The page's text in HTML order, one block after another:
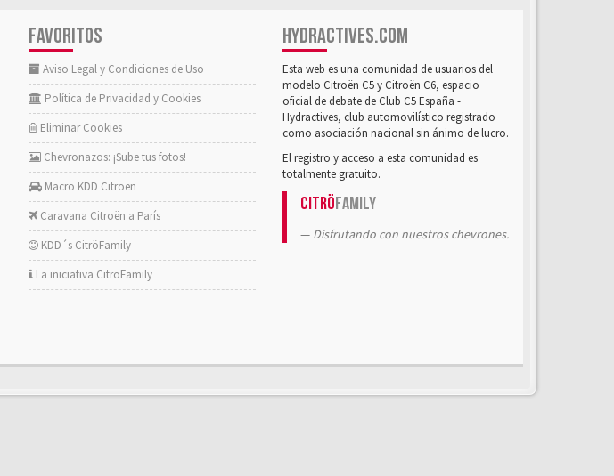
FAVORITOS
Aviso Legal y Condiciones de Uso
Política de Privacidad y Cookies
Eliminar Cookies
Chevronazos: ¡Sube tus fotos!
Macro KDD Citroën
Caravana Citroën a París
KDD´s CitröFamily
La iniciativa CitröFamily
HYDRACTIVES.COM
Esta web es una comunidad de usuarios del
modelo Citroën C5 y Citroën C6, espacio
oficial de debate de Club C5 España -
Hydractives, club automovilístico registrado
como asociación nacional sin ánimo de lucro.
El registro y acceso a esta comunidad es
totalmente gratuito.
CitröFamily
Disfrutando con nuestros chevrones.